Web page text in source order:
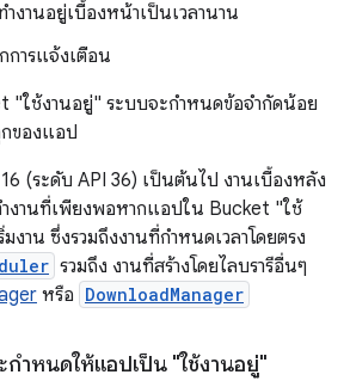
ำงานอยู่เบื้องหน้าเป็นเวลานาน
การแจ้งเตือน
"ใช้งานอยู่" ระบบจะกำหนดข้อจำกัดน้อย
ของแอป
(ระดับ API 36) เป็นต้นไป งานเบื้องหลัง
ำงานที่เพียงพอหากแอปใน Bucket "ใช้
งาน ซึ่งรวมถึงงานที่กำหนดเวลาโดยตรง
รวมถึง งานที่สร้างโดยไลบรารีอื่นๆ
หรือ DownloadManager
กำหนดให้แอปเป็น "ใช้งานอยู่"